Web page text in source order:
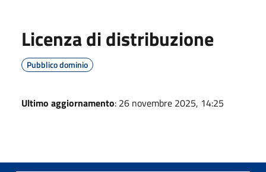
Licenza di distribuzione
Pubblico dominio
Ultimo aggiornamento: 26 novembre 2025, 14:25